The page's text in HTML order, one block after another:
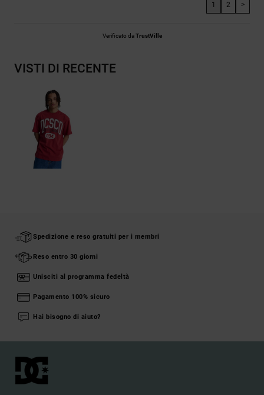
1 2 >
Verificato daTrustVille
VISTI DI RECENTE
Spedizione e reso gratuiti per i membri
Reso entro 30 giorni
Unisciti al programma fedeltà
Pagamento 100% sicuro
Hai bisogno di aiuto?